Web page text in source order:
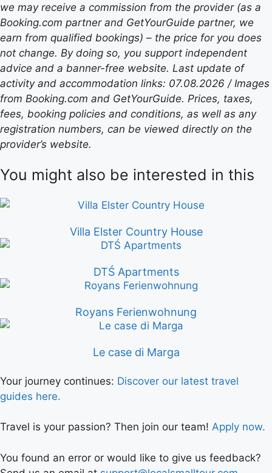
we may receive a commission from the provider (as a
Booking.com partner and GetYourGuide partner, we
earn from qualified bookings) – the price for you does
not change. By doing so, you support independent
advice and a banner-free website. Last update of
activity and accommodation links: 07.08.2026 / Images
from Booking.com and GetYourGuide. Prices, taxes,
fees, booking policies and conditions, as well as any
registration numbers, can be viewed directly on the
provider’s website.
You might also be interested in this
Villa Elster Country House
DTŚ Apartments
Royans Ferienwohnung
Le case di Marga
Your journey continues: Discover our latest travel
guides here.
Travel is your passion? Then join our team! Apply now.
You found an error or would like to give us feedback?